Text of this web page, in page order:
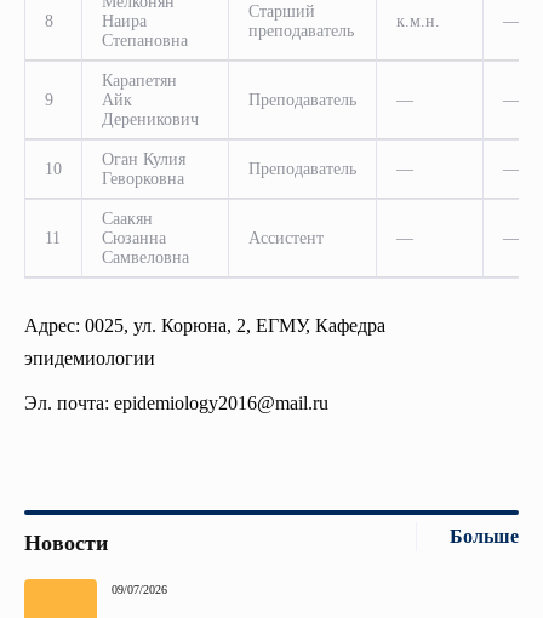
8
Наира
Степановна
Старший
преподаватель
к.м.н. —
9
Карапетян
Айк
Дереникович
Преподаватель — —
10
Оган Кулия
Геворковна
Преподаватель — —
11
Саакян
Сюзанна
Самвеловна
Ассистент — —
Адрес: 0025, ул. Корюна, 2, ЕГМУ, Кафедра
эпидемиологии
Эл. почта: epidemiology2016@mail.ru
Новости Больше
09/07/2026